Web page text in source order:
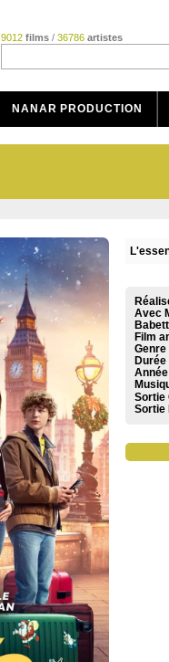
9012 films / 36786 artistes
NANAR PRODUCTION
Avec
Film
Genre
Sortie
Sortie